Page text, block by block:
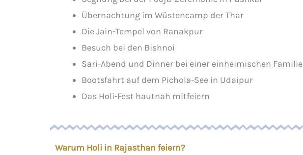
Übernachtung im Wüstencamp der Thar
Die Jain-Tempel von Ranakpur
Besuch bei den Bishnoi
Sari-Abend und Dinner bei einer einheimischen Familie
Bootsfahrt auf dem Pichola-See in Udaipur
Das Holi-Fest hautnah mitfeiern
Warum Holi in Rajasthan feiern?